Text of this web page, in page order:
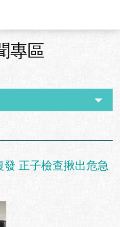
專區
正子檢查揪出危急